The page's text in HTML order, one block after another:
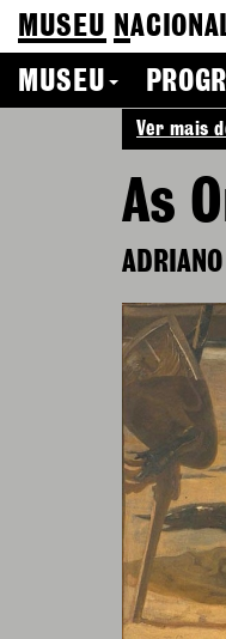
MUSEU N
MUSEU
Ver mais
As